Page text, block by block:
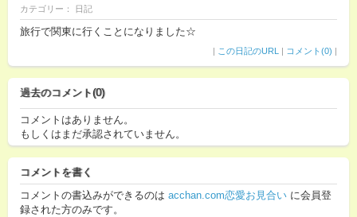
カテゴリー： 日記
旅行で関東に行くことになりました☆
| この日記のURL | コメント(0) |
過去のコメント(0)
コメントはありません。
もしくはまだ承認されていません。
コメントを書く
コメントの書込みができるのは acchan.com恋愛お見合い に会員登
録された方のみです。